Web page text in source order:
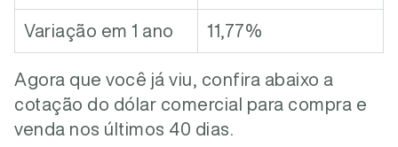
Variação em 1 ano 11,77%
Agora que você já viu, confira abaixo a
cotação do dólar comercial para compra e
venda nos últimos 40 dias.